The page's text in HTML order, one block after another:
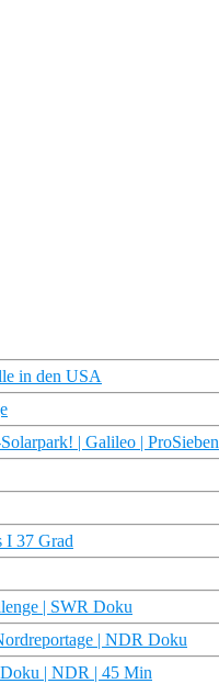
in den USA
| Galileo | ProSieben
I 37 Grad
| SWR Doku
| NDR Doku
Doku | NDR | 45 Min